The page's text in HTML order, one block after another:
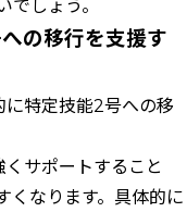
しょう。
の移行を支援す
特定技能2号への移
サポートすること
くなります。具体的に